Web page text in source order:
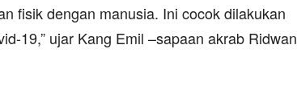
fisik dengan manusia. Ini cocok dilakukan
19,” ujar Kang Emil –sapaan akrab Ridwan